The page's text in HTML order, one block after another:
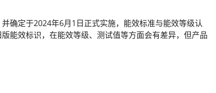
确定于2024年6月1日正式实施，能效标准与能效等级认
能效标识，在能效等级、测试值等方面会有差异，但产品